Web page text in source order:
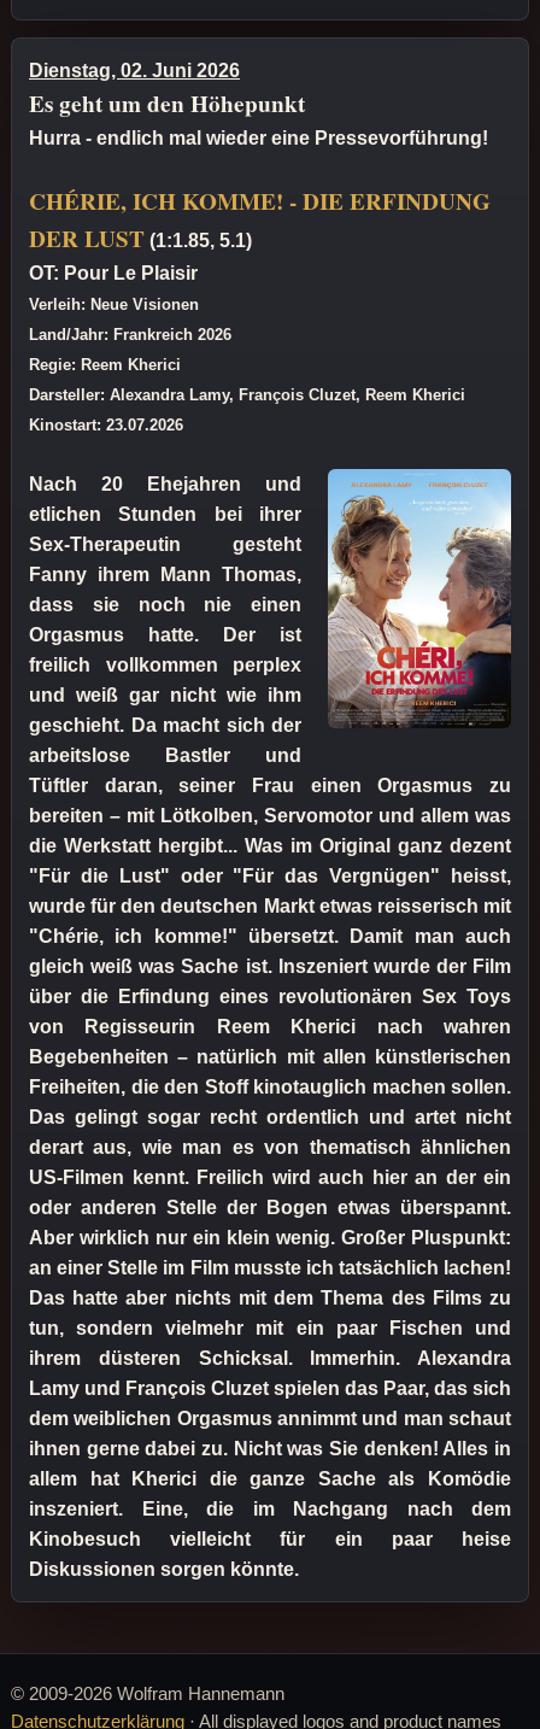
Dienstag, 02. Juni 2026
Es geht um den Höhepunkt
Hurra - endlich mal wieder eine Pressevorführung!
CHÉRIE, ICH KOMME! - DIE ERFINDUNG
DER LUST (1:1.85, 5.1)
OT: Pour Le Plaisir
Verleih: Neue Visionen
Land/Jahr: Frankreich 2026
Regie: Reem Kherici
Darsteller: Alexandra Lamy, François Cluzet, Reem Kherici
Kinostart: 23.07.2026
Nach 20 Ehejahren und
etlichen Stunden bei ihrer
Sex-Therapeutin gesteht
Fanny ihrem Mann Thomas,
dass sie noch nie einen
Orgasmus hatte. Der ist
freilich vollkommen perplex
und weiß gar nicht wie ihm
geschieht. Da macht sich der
arbeitslose Bastler und
Tüftler daran, seiner Frau einen Orgasmus zu
bereiten – mit Lötkolben, Servomotor und allem was
die Werkstatt hergibt... Was im Original ganz dezent
"Für die Lust" oder "Für das Vergnügen" heisst,
wurde für den deutschen Markt etwas reisserisch mit
"Chérie, ich komme!" übersetzt. Damit man auch
gleich weiß was Sache ist. Inszeniert wurde der Film
über die Erfindung eines revolutionären Sex Toys
von Regisseurin Reem Kherici nach wahren
Begebenheiten – natürlich mit allen künstlerischen
Freiheiten, die den Stoff kinotauglich machen sollen.
Das gelingt sogar recht ordentlich und artet nicht
derart aus, wie man es von thematisch ähnlichen
US-Filmen kennt. Freilich wird auch hier an der ein
oder anderen Stelle der Bogen etwas überspannt.
Aber wirklich nur ein klein wenig. Großer Pluspunkt:
an einer Stelle im Film musste ich tatsächlich lachen!
Das hatte aber nichts mit dem Thema des Films zu
tun, sondern vielmehr mit ein paar Fischen und
ihrem düsteren Schicksal. Immerhin. Alexandra
Lamy und François Cluzet spielen das Paar, das sich
dem weiblichen Orgasmus annimmt und man schaut
ihnen gerne dabei zu. Nicht was Sie denken! Alles in
allem hat Kherici die ganze Sache als Komödie
inszeniert. Eine, die im Nachgang nach dem
Kinobesuch vielleicht für ein paar heise
Diskussionen sorgen könnte.
© 2009-2026 Wolfram Hannemann
Datenschutzerklärung · All displayed logos and product names